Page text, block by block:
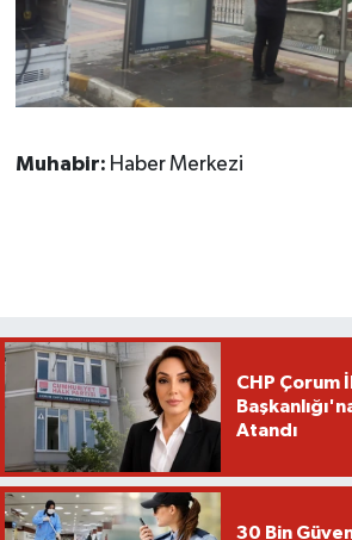
Muhabir: Haber Merkezi
CHP Çorum
Atandı
30 Bin